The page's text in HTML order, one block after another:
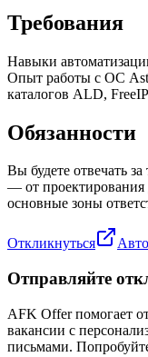
Требования
Навыки
Опыт работы с ОС
каталогов ALD,
Обязанности
Вы будете отвечать
— от
основные зоны
Откликнуться
Отправляйте
AFK Offer помогает
вакансии с
письмами.